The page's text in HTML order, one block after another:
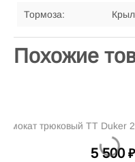
Тормоза:
Похожие
202, чёрный/жёлтый